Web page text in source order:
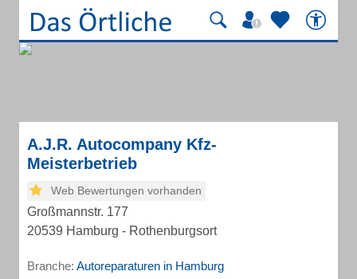
A.J.R. Autocompany Kfz-
Meisterbetrieb
Web Bewertungen vorhanden
Großmannstr. 177
20539 Hamburg - Rothenburgsort
Branche: Autoreparaturen in Hamburg